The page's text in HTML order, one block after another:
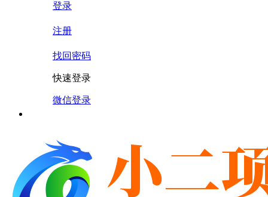
登录
注册
找回密码
快速登录
微信登录